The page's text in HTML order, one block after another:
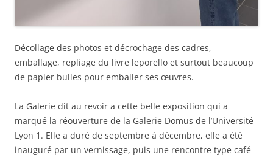
Décollage des photos et décrochage des cadres,
emballage, repliage du livre leporello et surtout beaucoup
de papier bulles pour emballer ses œuvres.
La Galerie dit au revoir a cette belle exposition qui a
marqué la réouverture de la Galerie Domus de l’Université
Lyon 1. Elle a duré de septembre à décembre, elle a été
inauguré par un vernissage, puis une rencontre type café